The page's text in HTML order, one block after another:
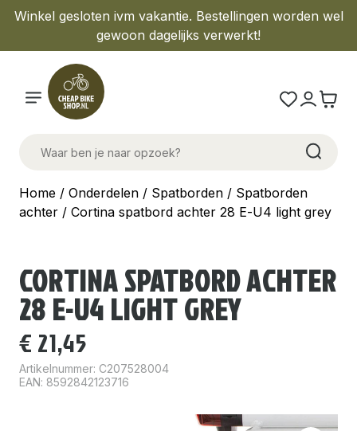
Winkel gesloten ivm vakantie. Bestellingen worden wel
gewoon dagelijks verwerkt!
Home / Onderdelen / Spatborden / Spatborden
achter / Cortina spatbord achter 28 E-U4 light grey
CORTINA SPATBORD ACHTER
28 E-U4 LIGHT GREY
€ 21,45
Artikelnummer: C207528004
EAN: 8592842123716